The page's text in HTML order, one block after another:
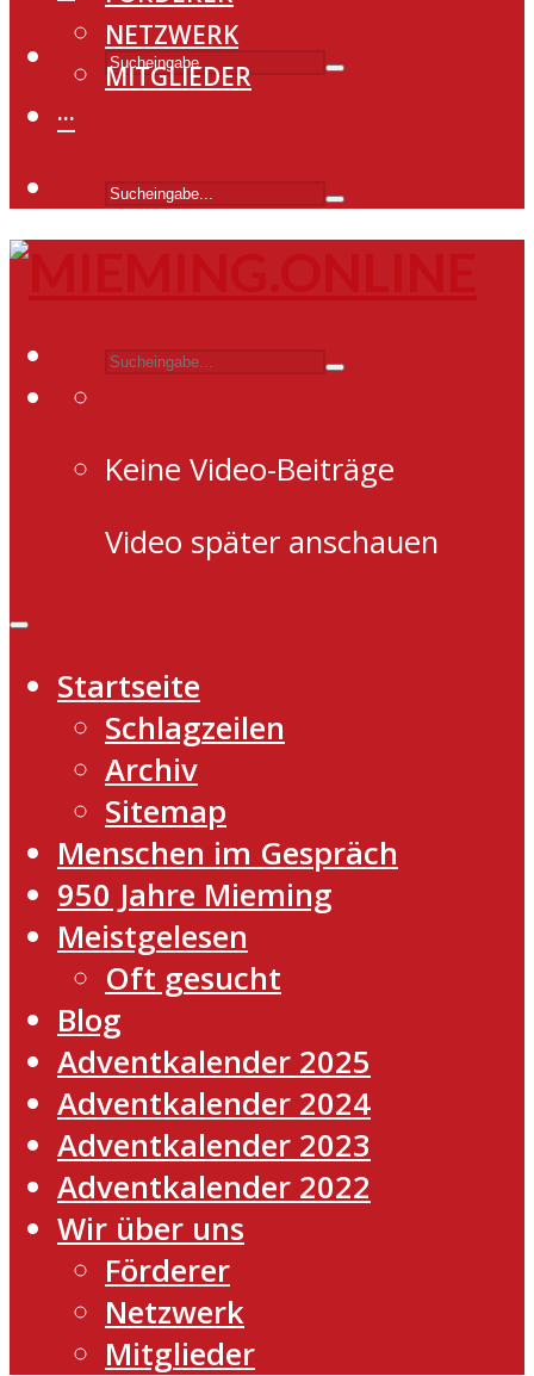
NETZWERK
MITGLIEDER
···
Keine Video-Beiträge
Video später anschauen
Startseite
Schlagzeilen
Archiv
Sitemap
Menschen im Gespräch
950 Jahre Mieming
Meistgelesen
Oft gesucht
Blog
Adventkalender 2025
Adventkalender 2024
Adventkalender 2023
Adventkalender 2022
Wir über uns
Förderer
Netzwerk
Mitglieder